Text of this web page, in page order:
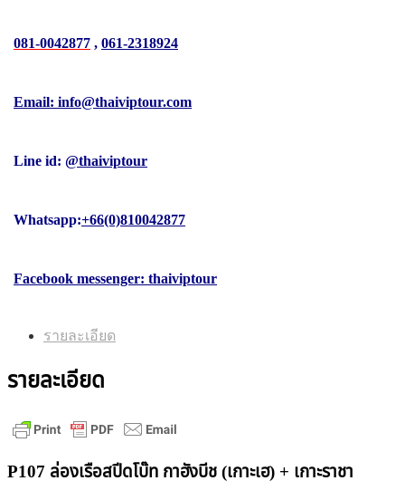
081-0042877 , 061-2318924
Email: info@thaiviptour.com
Line id: @thaiviptour
Whatsapp:+66(0)810042877
Facebook messenger: thaiviptour
รายละเอียด
รายละเอียด
P107 ล่องเรือสปีดโบ๊ท กาฮังบีช (เกาะเฮ) + เกาะราชา